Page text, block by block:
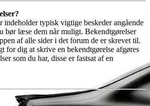
indeholder typisk vigtige beskeder angående
bør læse dem når muligt. Bekendtgørelser
af alle sider i det forum de er skrevet til.
for dig at skrive en bekendtgørelse afgøres
som du har, disse er fastsat af en